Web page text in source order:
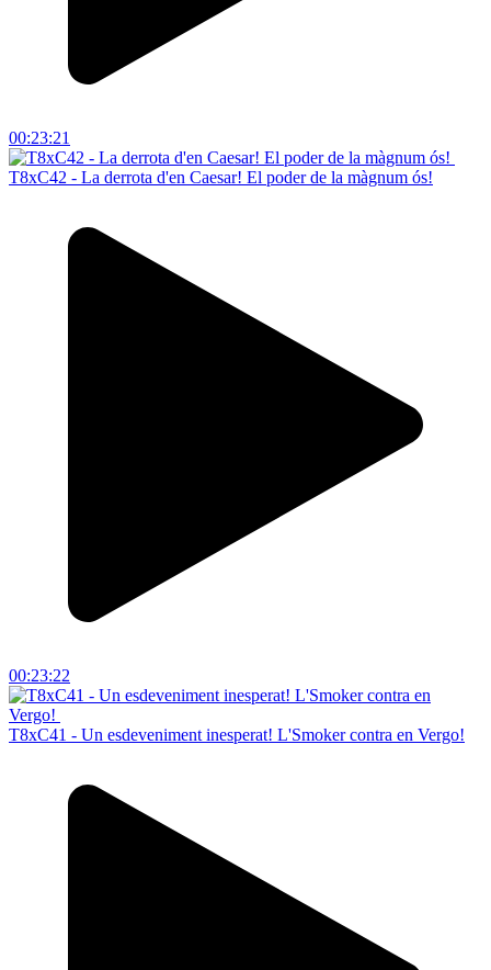
00:23:21
T8xC42 - La derrota d'en Caesar! El poder de la màgnum ós!
00:23:22
T8xC41 - Un esdeveniment inesperat! L'Smoker contra en Vergo!